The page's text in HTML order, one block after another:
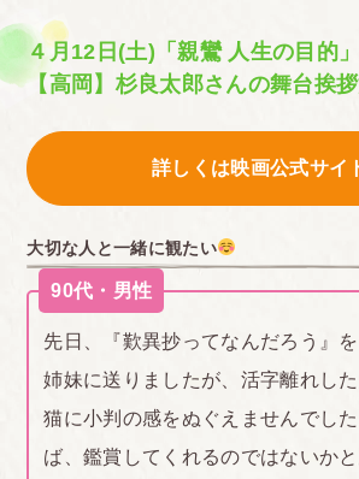
４月12日(土)「親鸞 人生の目的
【高岡】杉良太郎さんの舞台挨拶
詳しくは映画公式サイ
大切な人と一緒に観たい
90代・男性
先日、『歎異抄ってなんだろう』
姉妹に送りましたが、活字離れした
猫に小判の感をぬぐえませんでし
ば、鑑賞してくれるのではないか